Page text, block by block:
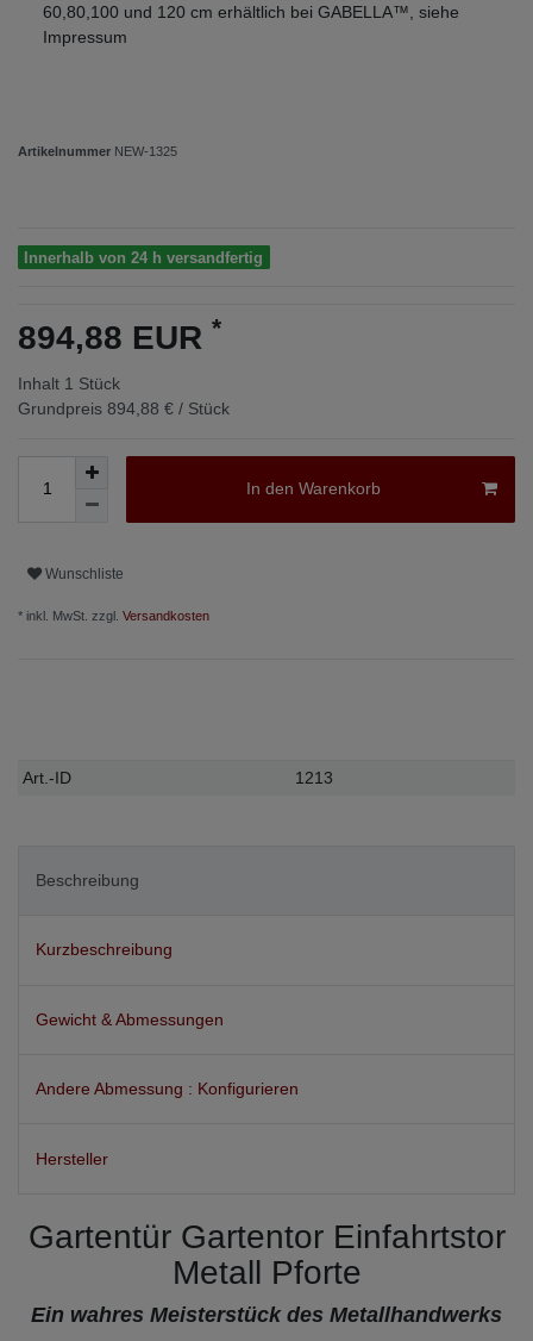
60,80,100 und 120 cm erhältlich bei GABELLA™, siehe
Impressum
Artikelnummer NEW-1325
Innerhalb von 24 h versandfertig
894,88 EUR *
Inhalt 1 Stück
Grundpreis 894,88 € / Stück
In den Warenkorb
Wunschliste
* inkl. MwSt. zzgl. Versandkosten
Technisches
Wert
Art.-ID 1213
Beschreibung
Kurzbeschreibung
Gewicht & Abmessungen
Andere Abmessung : Konfigurieren
Hersteller
Gartentür Gartentor Einfahrtstor
Metall Pforte
Ein wahres Meisterstück des Metallhandwerks